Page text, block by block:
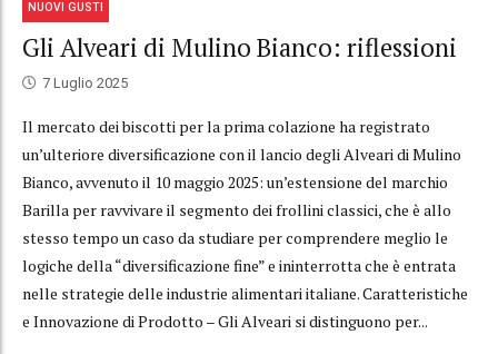
NUOVI GUSTI
Gli Alveari di Mulino Bianco: riflessioni
7 Luglio 2025
Il mercato dei biscotti per la prima colazione ha registrato
un’ulteriore diversificazione con il lancio degli Alveari di Mulino
Bianco, avvenuto il 10 maggio 2025: un’estensione del marchio
Barilla per ravvivare il segmento dei frollini classici, che è allo
stesso tempo un caso da studiare per comprendere meglio le
logiche della “diversificazione fine” e ininterrotta che è entrata
nelle strategie delle industrie alimentari italiane. Caratteristiche
e Innovazione di Prodotto – Gli Alveari si distinguono per...